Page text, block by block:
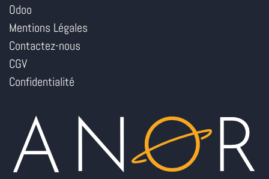
Odoo
Mentions Légales
Contactez-nous
CGV
Confidentialité